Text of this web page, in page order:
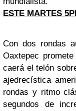
ESTE MARTES
Con dos rondas
Oaxtepec
caerá el telón
ajedrecística
rondas y ritmo
segundos de